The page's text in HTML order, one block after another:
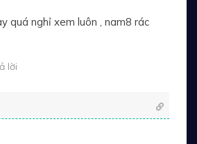
quá nghỉ xem luôn , nam8 rác
lời